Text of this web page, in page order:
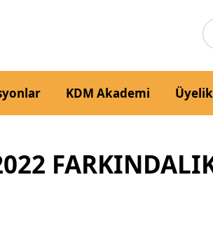
KDM Akademi Üyelik